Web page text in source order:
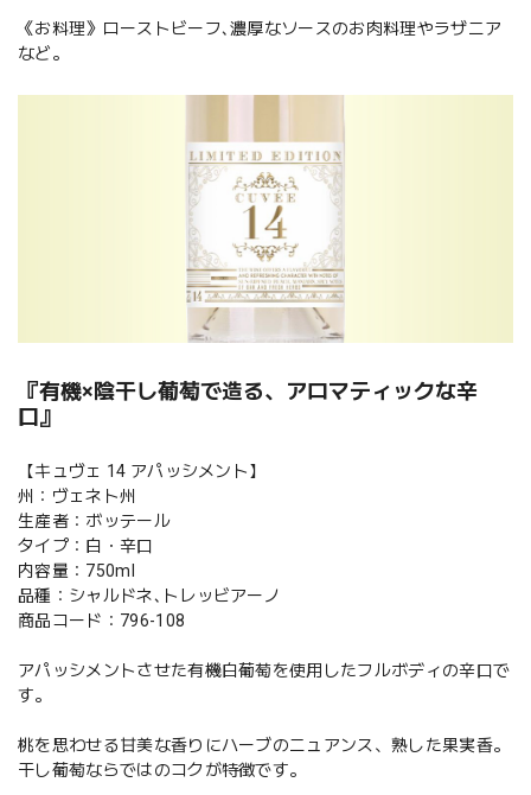
《お料理》ローストビーフ､濃厚なソースのお肉料理やラザニア
など。
『有機×陰干し葡萄で造る、アロマティックな辛
口』
【キュヴェ 14 アパッシメント】
州：ヴェネト州
生産者：ボッテール
タイプ：白・辛口
内容量：750ml
品種：シャルドネ､トレッビアーノ
商品コード：796-108
アパッシメントさせた有機白葡萄を使用したフルボディの辛口で
す。
桃を思わせる甘美な香りにハーブのニュアンス、熟した果実香。
干し葡萄ならではのコクが特徴です。